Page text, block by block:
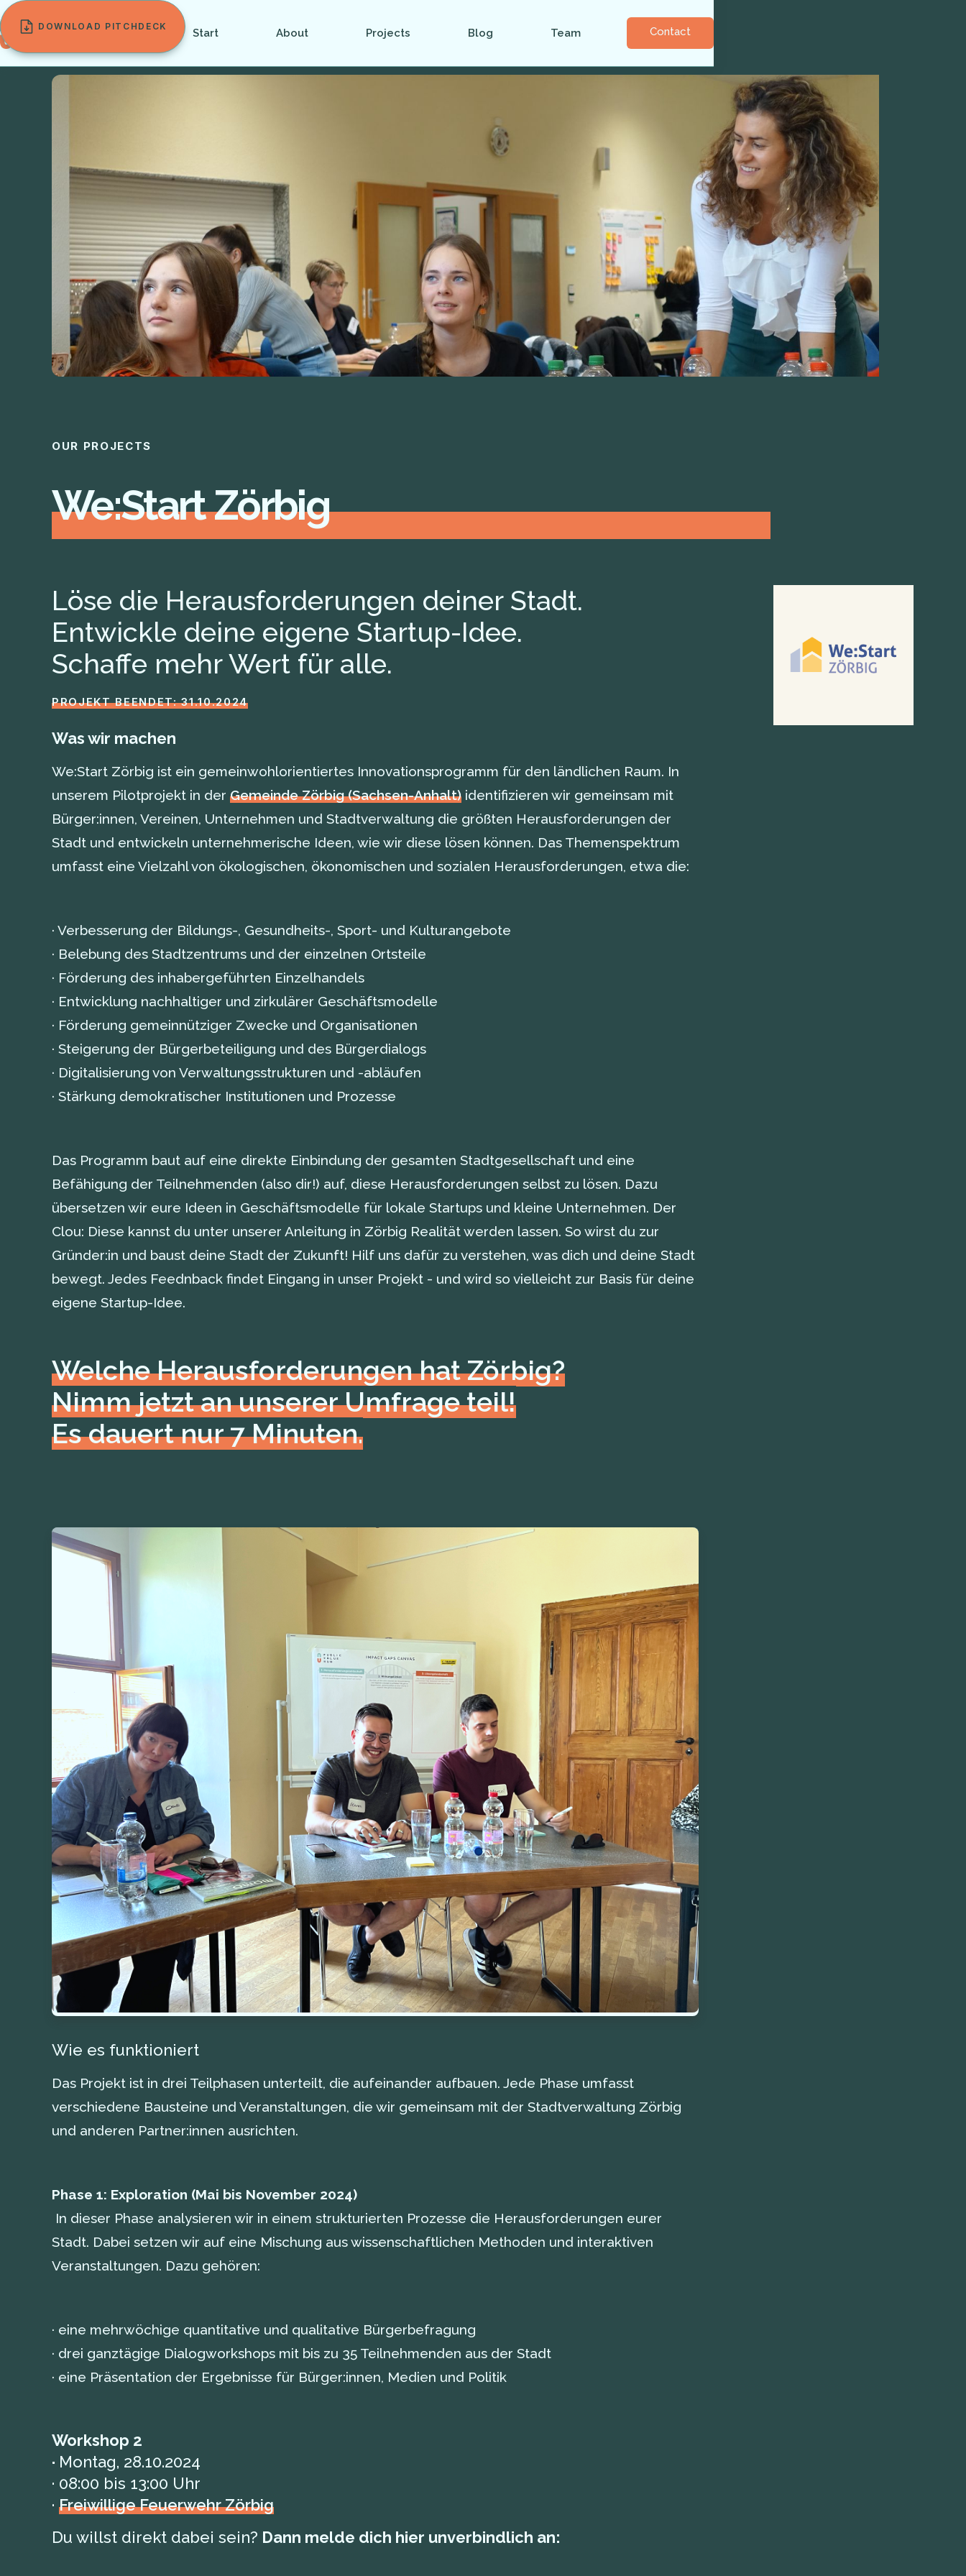
Start About Projects Blog Team Contact
DOWNLOAD PITCHDECK
OUR PROJECTS
We:Start Zörbig
Löse die Herausforderungen deiner Stadt.
Entwickle deine eigene Startup-Idee.
Schaffe mehr Wert für alle.
PROJEKT BEENDET: 31.10.2024
Was wir machen
We:Start Zörbig ist ein gemeinwohlorientiertes Innovationsprogramm für den ländlichen Raum. In
unserem Pilotprojekt in der Gemeinde Zörbig (Sachsen-Anhalt) identifizieren wir gemeinsam mit
Bürger:innen, Vereinen, Unternehmen und Stadtverwaltung die größten Herausforderungen der
Stadt und entwickeln unternehmerische Ideen, wie wir diese lösen können. Das Themenspektrum
umfasst eine Vielzahl von ökologischen, ökonomischen und sozialen Herausforderungen, etwa die:
· Verbesserung der Bildungs-, Gesundheits-, Sport- und Kulturangebote
· Belebung des Stadtzentrums und der einzelnen Ortsteile
· Förderung des inhabergeführten Einzelhandels
· Entwicklung nachhaltiger und zirkulärer Geschäftsmodelle
· Förderung gemeinnütziger Zwecke und Organisationen
· Steigerung der Bürgerbeteiligung und des Bürgerdialogs
· Digitalisierung von Verwaltungsstrukturen und -abläufen
· Stärkung demokratischer Institutionen und Prozesse
Das Programm baut auf eine direkte Einbindung der gesamten Stadtgesellschaft und eine
Befähigung der Teilnehmenden (also dir!) auf, diese Herausforderungen selbst zu lösen. Dazu
übersetzen wir eure Ideen in Geschäftsmodelle für lokale Startups und kleine Unternehmen. Der
Clou: Diese kannst du unter unserer Anleitung in Zörbig Realität werden lassen. So wirst du zur
Gründer:in und baust deine Stadt der Zukunft! Hilf uns dafür zu verstehen, was dich und deine Stadt
bewegt. Jedes Feednback findet Eingang in unser Projekt - und wird so vielleicht zur Basis für deine
eigene Startup-Idee.
Welche Herausforderungen hat Zörbig?
Nimm jetzt an unserer Umfrage teil!
Es dauert nur 7 Minuten.
Wie es funktioniert
Das Projekt ist in drei Teilphasen unterteilt, die aufeinander aufbauen. Jede Phase umfasst
verschiedene Bausteine und Veranstaltungen, die wir gemeinsam mit der Stadtverwaltung Zörbig
und anderen Partner:innen ausrichten.
Phase 1: Exploration (Mai bis November 2024)
In dieser Phase analysieren wir in einem strukturierten Prozesse die Herausforderungen eurer
Stadt. Dabei setzen wir auf eine Mischung aus wissenschaftlichen Methoden und interaktiven
Veranstaltungen. Dazu gehören:
· eine mehrwöchige quantitative und qualitative Bürgerbefragung
· drei ganztägige Dialogworkshops mit bis zu 35 Teilnehmenden aus der Stadt
· eine Präsentation der Ergebnisse für Bürger:innen, Medien und Politik
Workshop 2
· Montag, 28.10.2024
· 08:00 bis 13:00 Uhr
· Freiwillige Feuerwehr Zörbig
Du willst direkt dabei sein? Dann melde dich hier unverbindlich an: